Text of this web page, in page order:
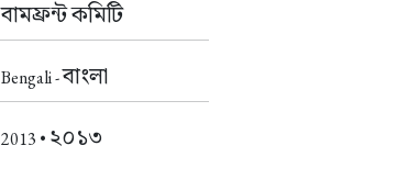
বামফ্রন্ট কমিটি
Bengali -বাংলা
2013 • ২০১৩